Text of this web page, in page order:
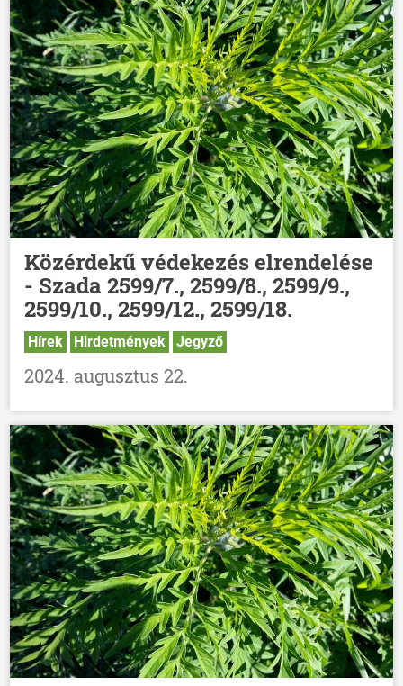
Közérdekű védekezés elrendelése
- Szada 2599/7., 2599/8., 2599/9.,
2599/10., 2599/12., 2599/18.
Hírek Hirdetmények Jegyző
2024. augusztus 22.